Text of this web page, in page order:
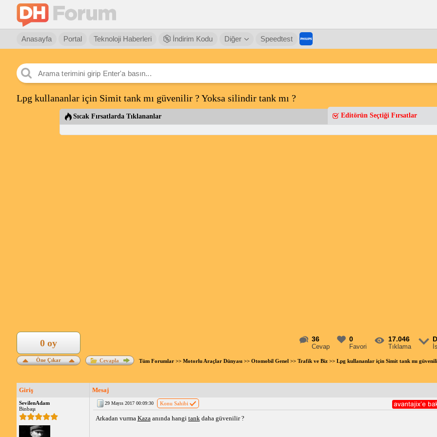
Anasayfa Portal Teknoloji Haberleri İndirim Kodu Diğer Speedtest
Lpg kullananlar için Simit tank mı güvenilir ? Yoksa silindir tank mı ?
Sıcak Fırsatlarda Tıklananlar Editörün Seçtiği Fırsatlar
36
Cevap
0
Favori
17.046
Tıklama
Öne Çıkar
0 oy
Cevapla Tüm Forumlar>> Motorlu Araçlar Dünyası>> Otomobil Genel>> Trafik ve Biz>> Lpg kullananlar için Simit tank mı
Giriş Mesaj
SevilenAdam
Binbaşı
29 Mayıs 2017 00:09:30 Konu Sahibi
Arkadan vurma Kazaanında hangi tankdaha güvenilir ?